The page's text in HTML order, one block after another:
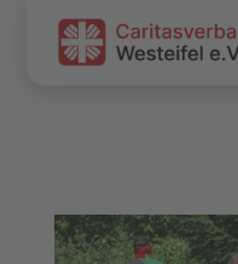
Skip To Content